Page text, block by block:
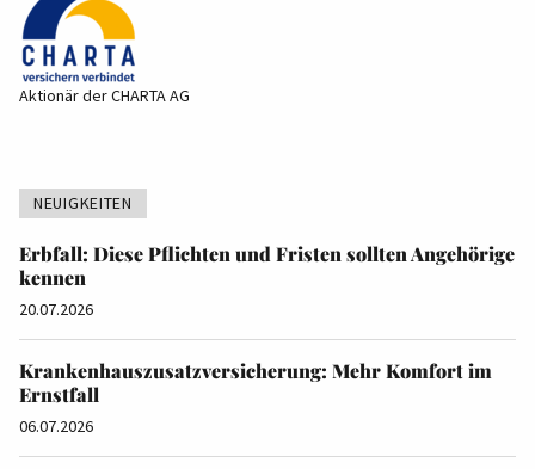
Aktionär der CHARTA AG
NEUIGKEITEN
Erbfall: Diese Pflichten und Fristen sollten Angehörige
kennen
20.07.2026
Krankenhauszusatzversicherung: Mehr Komfort im
Ernstfall
06.07.2026